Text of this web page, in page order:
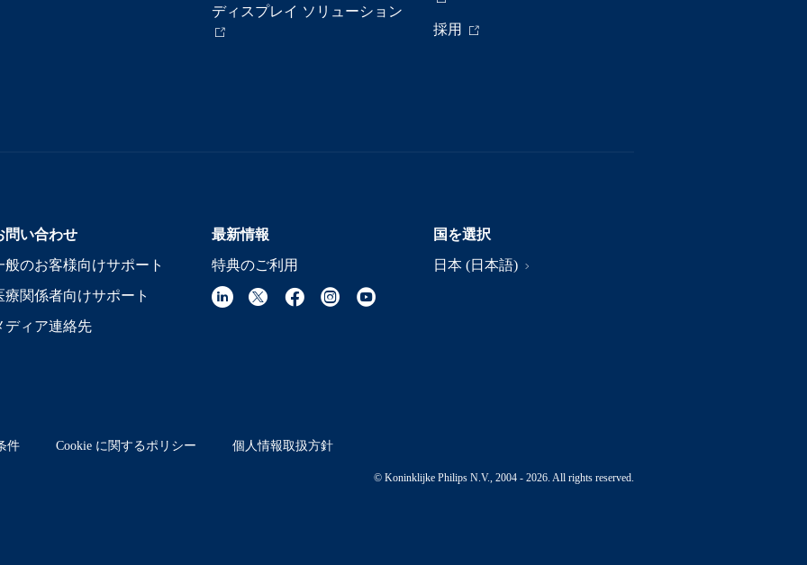
ディスプレイ ソリューション
採用
問い合わせ
般のお客様向けサポート
療関係者向けサポート
ディア連絡先
最新情報
特典のご利用
国を選択
日本 (日本語)
件 Cookie に関するポリシー 個人情報取扱方針
© Koninklijke Philips N.V., 2004 - 2026. All rights reserved.